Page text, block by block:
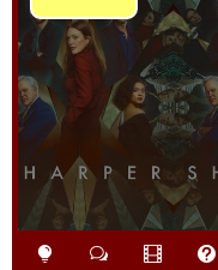
Play
Video